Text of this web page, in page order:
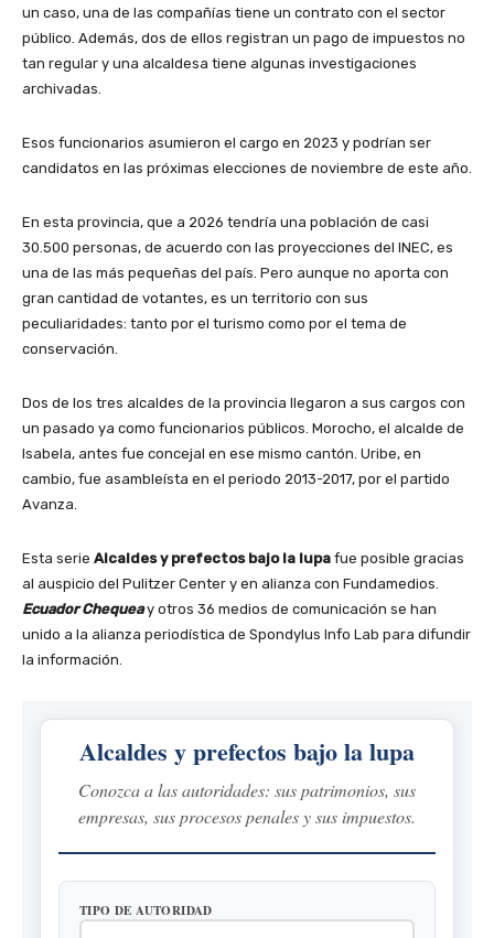
un caso, una de las compañías tiene un contrato con el sector
público. Además, dos de ellos registran un pago de impuestos no
tan regular y una alcaldesa tiene algunas investigaciones
archivadas.
Esos funcionarios asumieron el cargo en 2023 y podrían ser
candidatos en las próximas elecciones de noviembre de este año.
En esta provincia, que a 2026 tendría una población de casi
30.500 personas, de acuerdo con las proyecciones del INEC, es
una de las más pequeñas del país. Pero aunque no aporta con
gran cantidad de votantes, es un territorio con sus
peculiaridades: tanto por el turismo como por el tema de
conservación.
Dos de los tres alcaldes de la provincia llegaron a sus cargos con
un pasado ya como funcionarios públicos. Morocho, el alcalde de
Isabela, antes fue concejal en ese mismo cantón. Uribe, en
cambio, fue asambleísta en el periodo 2013-2017, por el partido
Avanza.
Esta serie Alcaldes y prefectos bajo la lupa fue posible gracias
al auspicio del Pulitzer Center y en alianza con Fundamedios.
Ecuador Chequeay otros 36 medios de comunicación se han
unido a la alianza periodística de Spondylus Info Lab para difundir
la información.